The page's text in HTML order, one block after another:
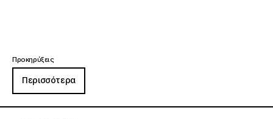
Προκηρύξεις
Περισσότερα